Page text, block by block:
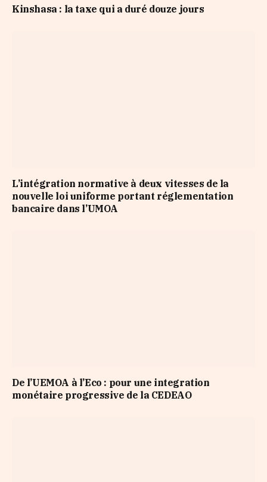
Kinshasa : la taxe qui a duré douze jours
L’intégration normative à deux vitesses de la
nouvelle loi uniforme portant réglementation
bancaire dans l’UMOA
De l’UEMOA à l’Eco : pour une integration
monétaire progressive de la CEDEAO